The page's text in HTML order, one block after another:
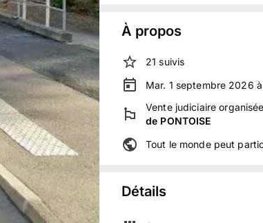
À propos
21 suivis
Mar. 1 septembre 2026
Vente judiciaire organisée
de PONTOISE
Tout le monde peut
Détails